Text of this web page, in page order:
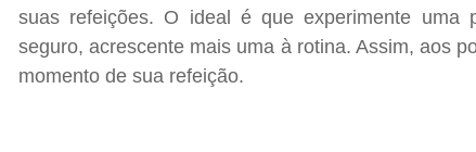
suas refeições. O ideal é que experimente uma
seguro, acrescente mais uma à rotina. Assim, aos
momento de sua refeição.